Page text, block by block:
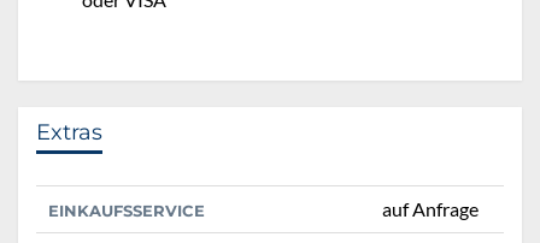
Extras
EINKAUFSSERVICE auf Anfrage